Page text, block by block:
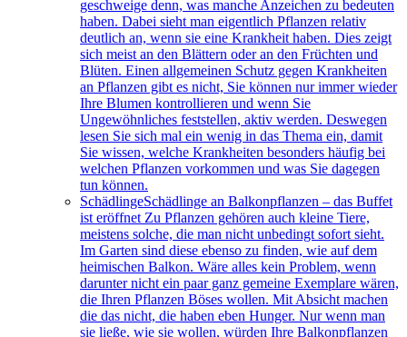
geschweige denn, was manche Anzeichen zu bedeuten
haben. Dabei sieht man eigentlich Pflanzen relativ
deutlich an, wenn sie eine Krankheit haben. Dies zeigt
sich meist an den Blättern oder an den Früchten und
Blüten. Einen allgemeinen Schutz gegen Krankheiten
an Pflanzen gibt es nicht, Sie können nur immer wieder
Ihre Blumen kontrollieren und wenn Sie
Ungewöhnliches feststellen, aktiv werden. Deswegen
lesen Sie sich mal ein wenig in das Thema ein, damit
Sie wissen, welche Krankheiten besonders häufig bei
welchen Pflanzen vorkommen und was Sie dagegen
tun können.
SchädlingeSchädlinge an Balkonpflanzen – das Buffet
ist eröffnet Zu Pflanzen gehören auch kleine Tiere,
meistens solche, die man nicht unbedingt sofort sieht.
Im Garten sind diese ebenso zu finden, wie auf dem
heimischen Balkon. Wäre alles kein Problem, wenn
darunter nicht ein paar ganz gemeine Exemplare wären,
die Ihren Pflanzen Böses wollen. Mit Absicht machen
die das nicht, die haben eben Hunger. Nur wenn man
sie ließe, wie sie wollen, würden Ihre Balkonpflanzen